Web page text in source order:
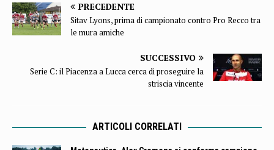
PRECEDENTE
Sitav Lyons, prima di campionato contro Pro Recco tra
le mura amiche
SUCCESSIVO
Serie C: il Piacenza a Lucca cerca di proseguire la
striscia vincente
ARTICOLI CORRELATI